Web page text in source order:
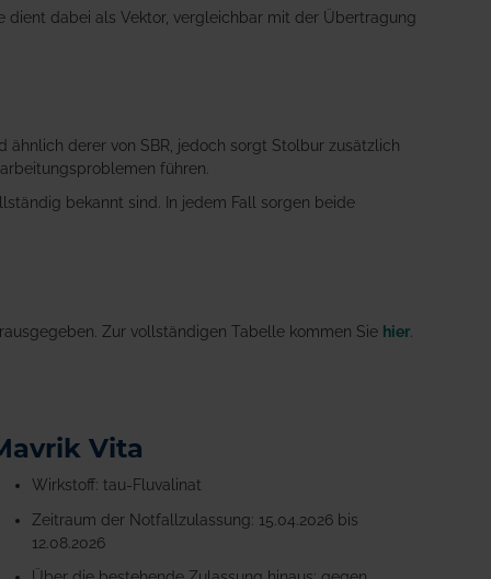
dient dabei als Vektor, vergleichbar mit der Übertragung
ähnlich derer von SBR, jedoch sorgt Stolbur zusätzlich
führen.
bekannt sind. In jedem Fall sorgen beide
Zur vollständigen Tabelle kommen Sie hier
Vita
Wirkstoff: tau-Fluvalinat
Zeitraum der Notfallzulassung: 15.04.2026 bis
12.08.2026